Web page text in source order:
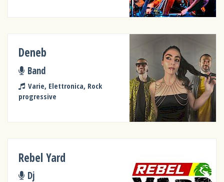
Deneb
Band
Varie, Elettronica, Rock
progressive
Rebel Yard
Dj